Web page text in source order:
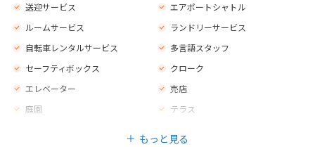
送迎サービス
エアポートシャトル
ルームサービス
ランドリーサービス
自転車レンタルサービス
多言語スタッフ
セーフティボックス
クローク
エレベーター
売店
庭園
テラス
もっと見る